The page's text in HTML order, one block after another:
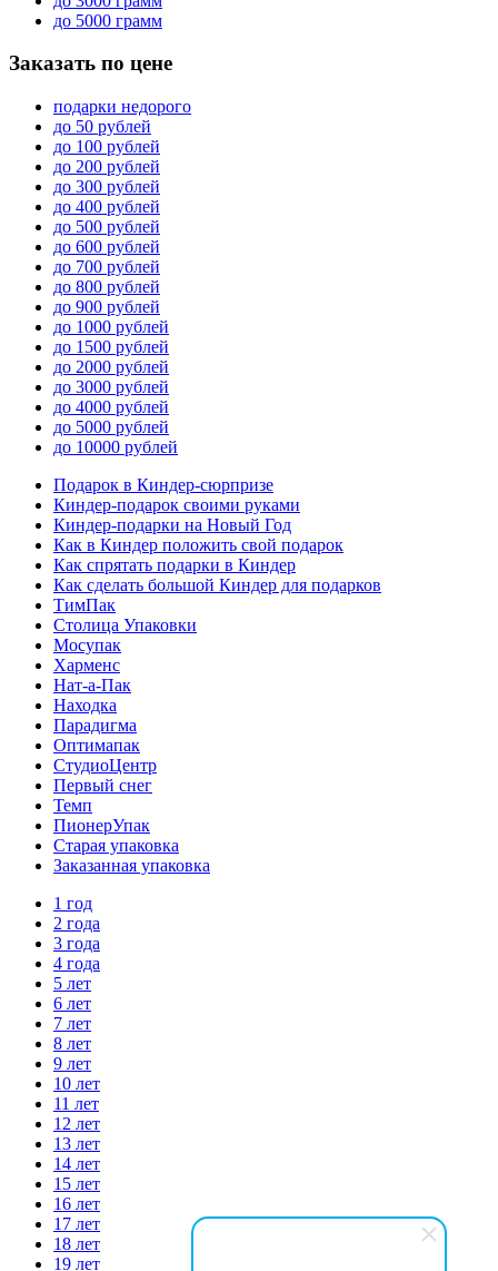
до 5000 грамм
Заказать по цене
подарки недорого
до 50 рублей
до 100 рублей
до 200 рублей
до 300 рублей
до 400 рублей
до 500 рублей
до 600 рублей
до 700 рублей
до 800 рублей
до 900 рублей
до 1000 рублей
до 1500 рублей
до 2000 рублей
до 3000 рублей
до 4000 рублей
до 5000 рублей
до 10000 рублей
Подарок в Киндер-сюрпризе
Киндер-подарок своими руками
Киндер-подарки на Новый Год
Как в Киндер положить свой подарок
Как спрятать подарки в Киндер
Как сделать большой Киндер для подарков
ТимПак
Столица Упаковки
Мосупак
Харменс
Нат-а-Пак
Находка
Парадигма
Оптимапак
СтудиоЦентр
Первый снег
Темп
ПионерУпак
Старая упаковка
Заказанная упаковка
1 год
2 года
3 года
4 года
5 лет
6 лет
7 лет
8 лет
9 лет
10 лет
11 лет
12 лет
13 лет
14 лет
15 лет
16 лет
17 лет
18 лет
19 лет